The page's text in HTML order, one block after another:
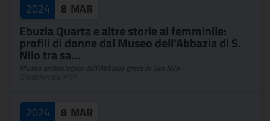
2024 8 MAR
Ebuzia Quarta e altre storie al femminile:
profili di donne dal Museo dell'Abbazia di S.
Nilo tra sa...
2024 8 MAR